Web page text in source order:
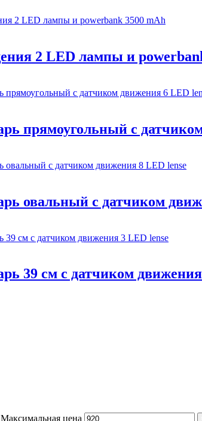
2 LED лампы и
прямоугольный с
овальный с датчиком
39 см с датчиком
Максимальная цена